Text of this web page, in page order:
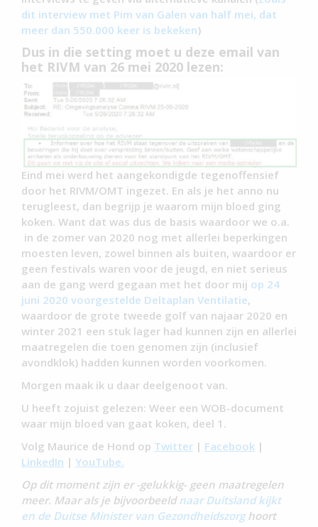
dit interview met Pim van Galen van half mei, dat
meer dan 550.000 keer is bekeken)
Dus in die setting moet u deze email van
het RIVM van 26 mei 2020 lezen:
Eind mei werd het aangekondigde tegenoffensief
door het RIVM/OMT ingezet. En als je het anno nu
terugleest, dan begrijp je waarom mijn bloed ging
koken. Want dat was dus de basis waardoor we o.a.
in de zomer van 2020 nog met allerlei beperkingen
moesten leven, zowel binnen als buiten, waardoor er
geen festivals waren voor de jeugd, en niet serieus
aan de gang werd gegaan met het door mij op 24
juni 2020 voorgestelde Deltaplan Ventilatie,
waardoor de grote tweede golf van najaar 2020 en
winter 2021 een stuk lager had kunnen zijn en allerlei
maatregelen die toen genomen zijn (inclusief
avondklok) hadden kunnen worden voorkomen.
Morgen maak ik u daar deelgenoot van.
U heeft zojuist gelezen: Weer een WOB-document
waar mijn bloed van gaat koken, deel 1.
Volg Maurice de Hond op Twitter | Facebook |
LinkedIn | YouTube.
Op dit moment zijn er -gelukkig- geen maatregelen
meer. Maar als je bijvoorbeeldnaar Duitsland kijkt
en de Duitse Minister van Gezondheidszorghoort